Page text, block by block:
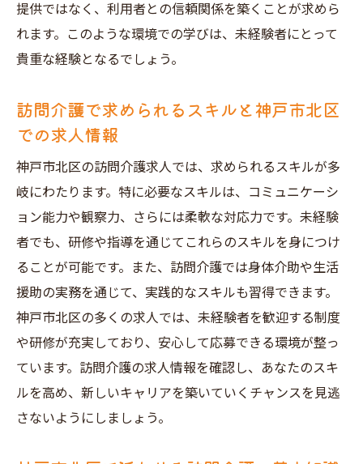
提供ではなく、利用者との信頼関係を築くことが求めら
れます。このような環境での学びは、未経験者にとって
貴重な経験となるでしょう。
訪問介護で求められるスキルと神戸市北区
での求人情報
神戸市北区の訪問介護求人では、求められるスキルが多
岐にわたります。特に必要なスキルは、コミュニケーシ
ョン能力や観察力、さらには柔軟な対応力です。未経験
者でも、研修や指導を通じてこれらのスキルを身につけ
ることが可能です。また、訪問介護では身体介助や生活
援助の実務を通じて、実践的なスキルも習得できます。
神戸市北区の多くの求人では、未経験者を歓迎する制度
や研修が充実しており、安心して応募できる環境が整っ
ています。訪問介護の求人情報を確認し、あなたのスキ
ルを高め、新しいキャリアを築いていくチャンスを見逃
さないようにしましょう。